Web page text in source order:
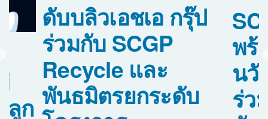
ลูก
ดับบลิวเอชเอ กรุ๊ป
ร่วมกับ SCGP
Recycle และ
พันธมิตรยกระดับ
พร้
นวั
ร่ว